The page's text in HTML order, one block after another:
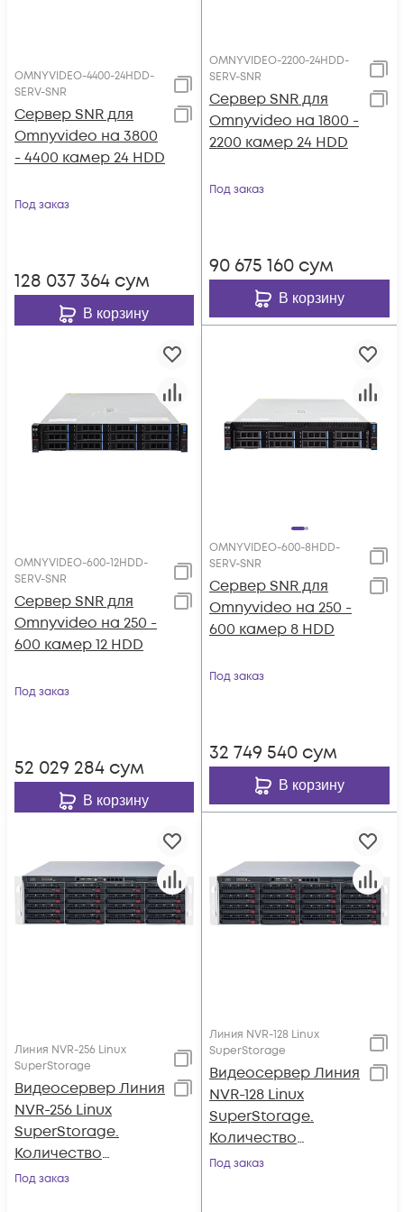
OMNYVIDEO-4400-24HDD-
SERV-SNR
Сервер SNR для
Omnyvideo на 3800
- 4400 камер 24 HDD
Под заказ
128 037 364 сум
В корзину
OMNYVIDEO-2200-24HDD-
SERV-SNR
Сервер SNR для
Omnyvideo на 1800 -
2200 камер 24 HDD
Под заказ
90 675 160 сум
В корзину
OMNYVIDEO-600-12HDD-
SERV-SNR
Сервер SNR для
Omnyvideo на 250 -
600 камер 12 HDD
Под заказ
52 029 284 сум
В корзину
OMNYVIDEO-600-8HDD-
SERV-SNR
Сервер SNR для
Omnyvideo на 250 -
600 камер 8 HDD
Под заказ
32 749 540 сум
В корзину
Линия NVR-256 Linux
SuperStorage
Видеосервер Линия
NVR-256 Linux
SuperStorage.
Количество
каналов: видео -
Под заказ
Линия NVR-128 Linux
SuperStorage
Видеосервер Линия
NVR-128 Linux
SuperStorage.
Количество
каналов: видео -
Под заказ